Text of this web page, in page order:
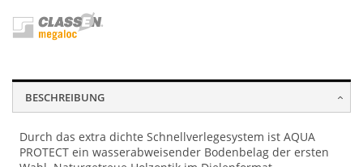
BESCHREIBUNG
Durch das extra dichte Schnellverlegesystem ist AQUA
PROTECT ein wasserabweisender Bodenbelag der ersten